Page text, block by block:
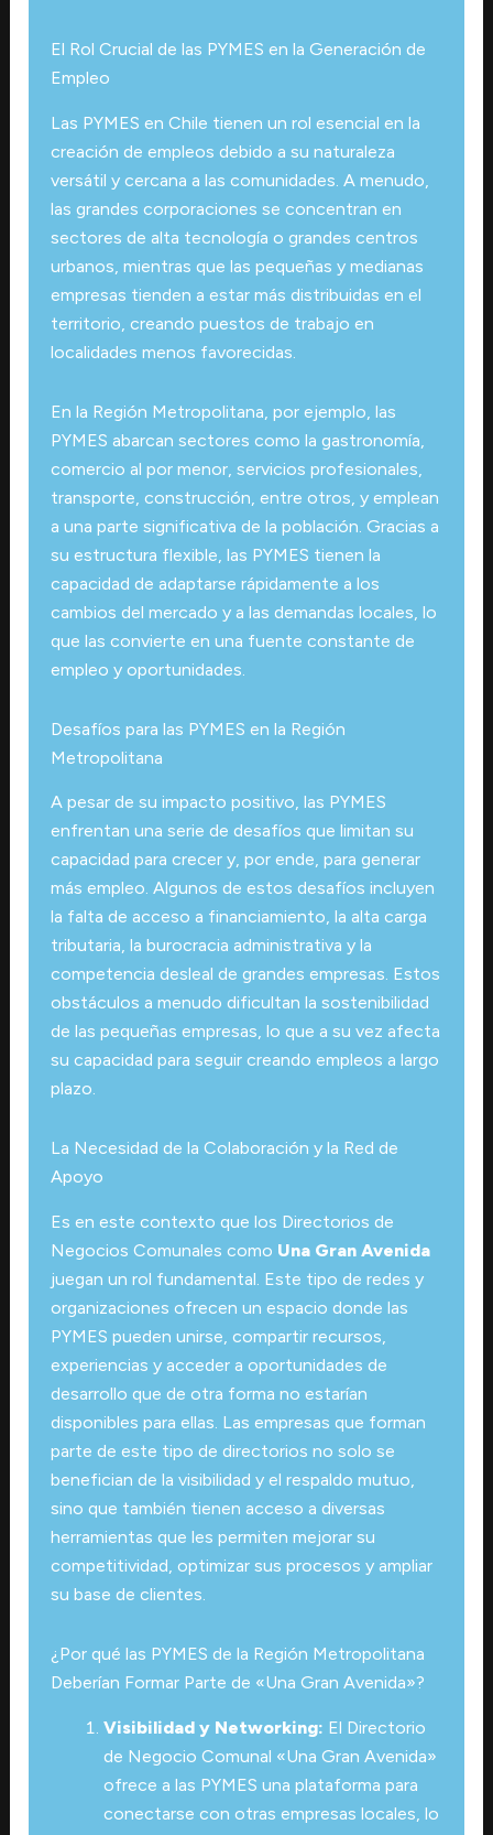
El Rol Crucial de las PYMES en la Generación de
Empleo
Las PYMES en Chile tienen un rol esencial en la
creación de empleos debido a su naturaleza
versátil y cercana a las comunidades. A menudo,
las grandes corporaciones se concentran en
sectores de alta tecnología o grandes centros
urbanos, mientras que las pequeñas y medianas
empresas tienden a estar más distribuidas en el
territorio, creando puestos de trabajo en
localidades menos favorecidas.
En la Región Metropolitana, por ejemplo, las
PYMES abarcan sectores como la gastronomía,
comercio al por menor, servicios profesionales,
transporte, construcción, entre otros, y emplean
a una parte significativa de la población. Gracias a
su estructura flexible, las PYMES tienen la
capacidad de adaptarse rápidamente a los
cambios del mercado y a las demandas locales, lo
que las convierte en una fuente constante de
empleo y oportunidades.
Desafíos para las PYMES en la Región
Metropolitana
A pesar de su impacto positivo, las PYMES
enfrentan una serie de desafíos que limitan su
capacidad para crecer y, por ende, para generar
más empleo. Algunos de estos desafíos incluyen
la falta de acceso a financiamiento, la alta carga
tributaria, la burocracia administrativa y la
competencia desleal de grandes empresas. Estos
obstáculos a menudo dificultan la sostenibilidad
de las pequeñas empresas, lo que a su vez afecta
su capacidad para seguir creando empleos a largo
plazo.
La Necesidad de la Colaboración y la Red de
Apoyo
Es en este contexto que los Directorios de
Negocios Comunales como Una Gran Avenida
juegan un rol fundamental. Este tipo de redes y
organizaciones ofrecen un espacio donde las
PYMES pueden unirse, compartir recursos,
experiencias y acceder a oportunidades de
desarrollo que de otra forma no estarían
disponibles para ellas. Las empresas que forman
parte de este tipo de directorios no solo se
benefician de la visibilidad y el respaldo mutuo,
sino que también tienen acceso a diversas
herramientas que les permiten mejorar su
competitividad, optimizar sus procesos y ampliar
su base de clientes.
¿Por qué las PYMES de la Región Metropolitana
Deberían Formar Parte de «Una Gran Avenida»?
Visibilidad y Networking: El Directorio
de Negocio Comunal «Una Gran Avenida»
ofrece a las PYMES una plataforma para
conectarse con otras empresas locales, lo